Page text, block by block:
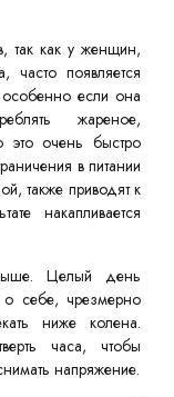
так как у женщин,
часто появляется
если она
жареное,
очень быстро
в питании
также приводят к
накапливается
выше. Целый день
себе, чрезмерно
ниже колена.
часа, чтобы
напряжение.